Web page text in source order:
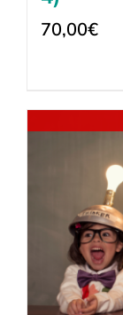
70,00€